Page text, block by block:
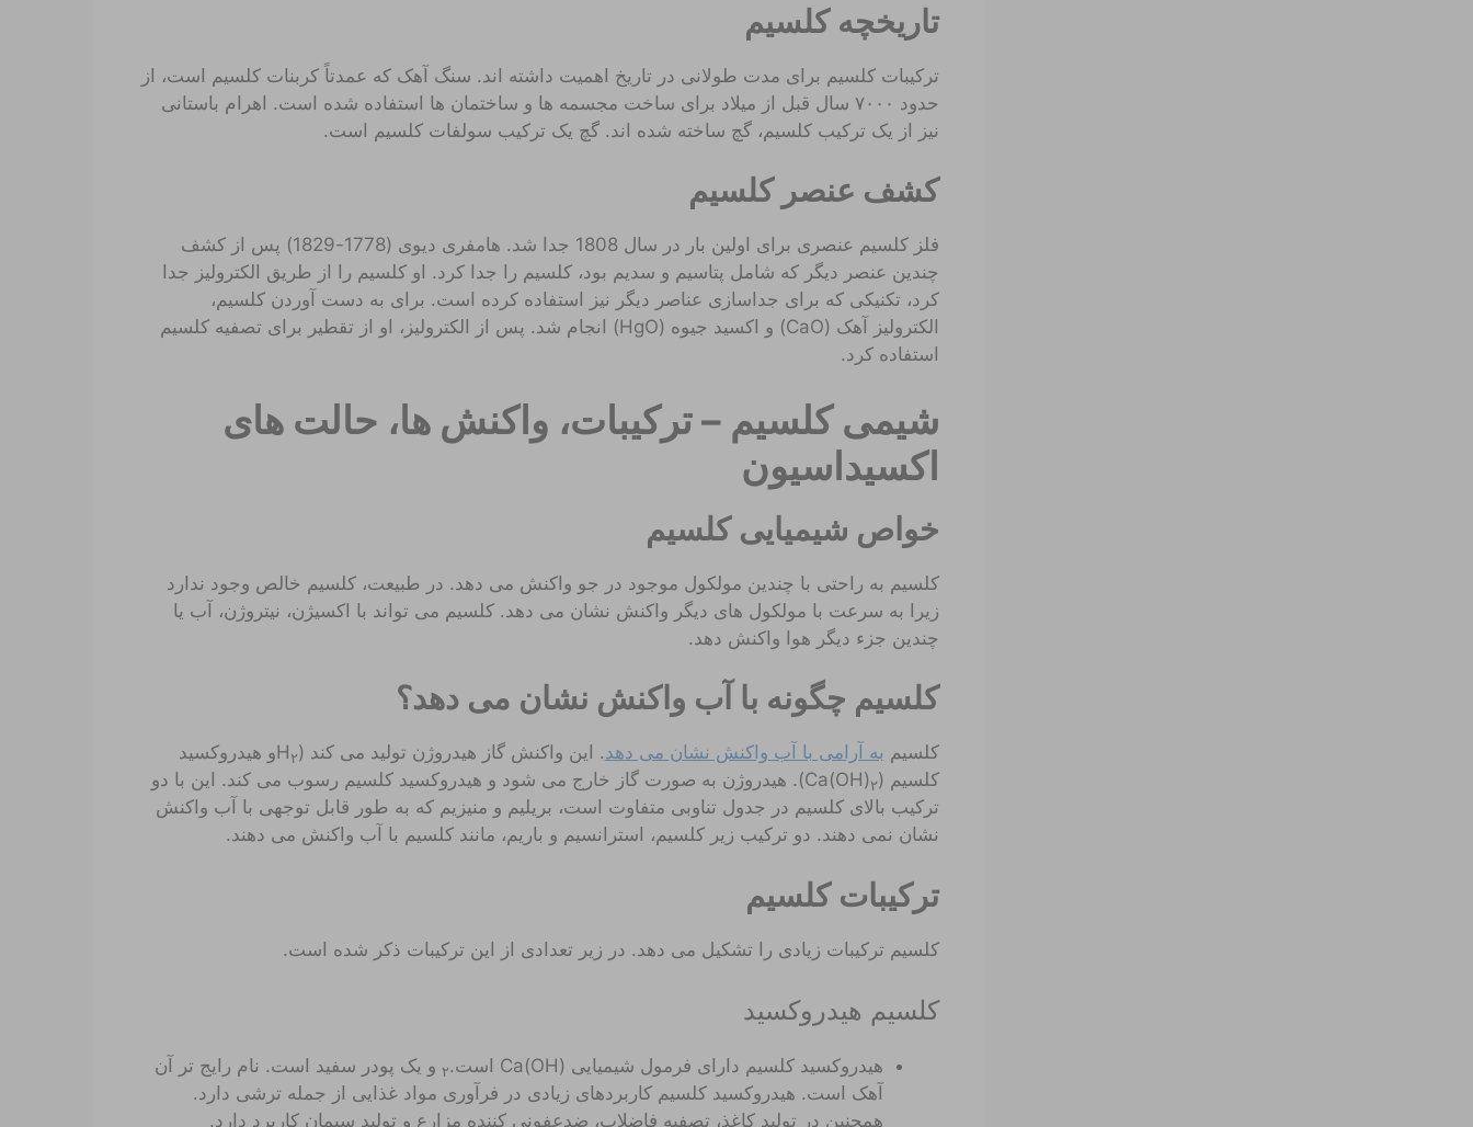
تاریخچه کلسیم
ترکیبات کلسیم برای مدت طولانی در تاریخ اهمیت داشته اند. سنگ آهک که عمدتاً کربنات کلسیم است، از
حدود ۷۰۰۰ سال قبل از میلاد برای ساخت مجسمه ها و ساختمان ها استفاده شده است. اهرام باستانی
نیز از یک ترکیب کلسیم، گچ ساخته شده اند. گچ یک ترکیب سولفات کلسیم است.
کشف عنصر کلسیم
فلز کلسیم عنصری برای اولین بار در سال 1808 جدا شد. هامفری دیوی (1778-1829) پس از کشف
چندین عنصر دیگر که شامل پتاسیم و سدیم بود، کلسیم را جدا کرد. او کلسیم را از طریق الکترولیز جدا
کرد، تکنیکی که برای جداسازی عناصر دیگر نیز استفاده کرده است. برای به دست آوردن کلسیم،
الکترولیز آهک (CaO) و اکسید جیوه (HgO) انجام شد. پس از الکترولیز، او از تقطیر برای تصفیه کلسیم
استفاده کرد.
شیمی کلسیم – ترکیبات، واکنش ها، حالت های
اکسیداسیون
خواص شیمیایی کلسیم
کلسیم به راحتی با چندین مولکول موجود در جو واکنش می دهد. در طبیعت، کلسیم خالص وجود ندارد
زیرا به سرعت با مولکول های دیگر واکنش نشان می دهد. کلسیم می تواند با اکسیژن، نیتروژن، آب یا
چندین جزء دیگر هوا واکنش دهد.
کلسیم چگونه با آب واکنش نشان می دهد؟
کلسیم به آرامی با آب واکنش نشان می دهد. این واکنش گاز هیدروژن تولید می کند (H۲
و هیدروکسید
کلسیم (Ca(OH)۲
). هیدروژن به صورت گاز خارج می شود و هیدروکسید کلسیم رسوب می کند. این با دو
ترکیب بالای کلسیم در جدول تناوبی متفاوت است، بریلیم و منیزیم که به طور قابل توجهی با آب واکنش
نشان نمی دهند. دو ترکیب زیر کلسیم، استرانسیم و باریم، مانند کلسیم با آب واکنش می دهند.
ترکیبات کلسیم
کلسیم ترکیبات زیادی را تشکیل می دهد. در زیر تعدادی از این ترکیبات ذکر شده است.
کلسیم هیدروکسید
هیدروکسید کلسیم دارای فرمول شیمیایی Ca(OH) است. ۲ و یک پودر سفید است. نام رایج تر آن
آهک است. هیدروکسید کلسیم کاربردهای زیادی در فرآوری مواد غذایی از جمله ترشی دارد.
همچنین در تولید کاغذ، تصفیه فاضلاب، ضدعفونی کننده مزارع و تولید سیمان کاربرد دارد.